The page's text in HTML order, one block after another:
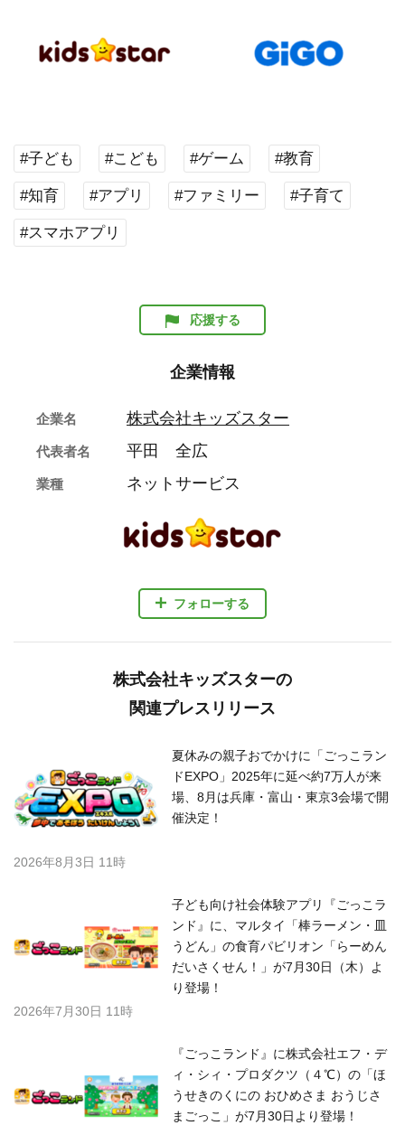
#子ども #こども #ゲーム #教育
#知育 #アプリ #ファミリー #子育て
#スマホアプリ
応援する
企業情報
フォローする
企業名 株式会社キッズスター
代表者名 平田 全広
業種 ネットサービス
株式会社キッズスターの
関連プレスリリース
夏休みの親子おでかけに「ごっこラン
ドEXPO」2025年に延べ約7万人が来
場、8月は兵庫・富山・東京3会場で開
催決定！
2026年8月3日 11時
子ども向け社会体験アプリ『ごっこラ
ンド』に、マルタイ「棒ラーメン・皿
うどん」の食育パビリオン「らーめん
だいさくせん！」が7月30日（木）よ
り登場！
2026年7月30日 11時
『ごっこランド』に株式会社エフ・デ
ィ・シィ・プロダクツ（４℃）の「ほ
うせきのくにの おひめさま おうじさ
まごっこ」が7月30日より登場！